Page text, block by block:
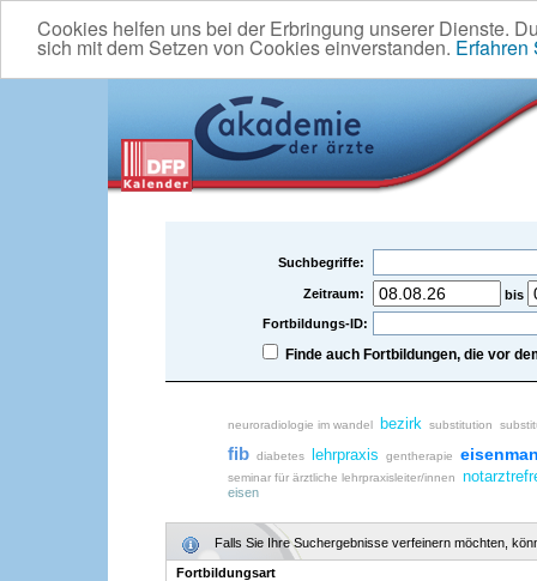
Cookies helfen uns bei der Erbringung unserer Dienste.
sich mit dem Setzen von Cookies einverstanden. Erfahren
Suchbegriffe:
Zeitraum:
bis
Fortbildungs-ID:
Finde auch Fortbildungen, die vor
neuroradiologie im wandel bezirk substitution
fib diabetes lehrpraxis gentherapie
seminar für ärztliche lehrpraxisleiter/innen
eisen
Falls Sie Ihre Suchergebnisse verfeinern möchten,
Fortbildungsart